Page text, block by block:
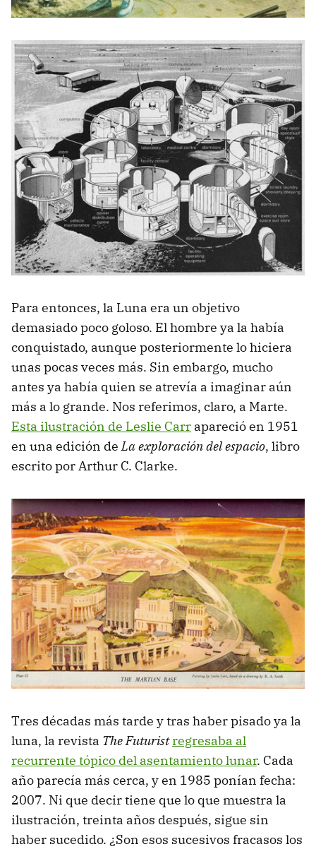
Para entonces, la Luna era un objetivo
demasiado poco goloso. El hombre ya la había
conquistado, aunque posteriormente lo hiciera
unas pocas veces más. Sin embargo, mucho
antes ya había quien se atrevía a imaginar aún
más a lo grande. Nos referimos, claro, a Marte.
Esta ilustración de Leslie Carr apareció en 1951
en una edición deLa exploración del espacio, libro
escrito por Arthur C. Clarke.
Tres décadas más tarde y tras haber pisado ya la
luna, la revista The Futuristregresaba al
recurrente tópico del asentamiento lunar. Cada
año parecía más cerca, y en 1985 ponían fecha:
2007. Ni que decir tiene que lo que muestra la
ilustración, treinta años después, sigue sin
haber sucedido. ¿Son esos sucesivos fracasos los